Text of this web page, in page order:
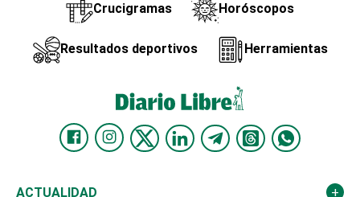
Crucigramas Horóscopos
Resultados deportivos Herramientas
ACTUALIDAD